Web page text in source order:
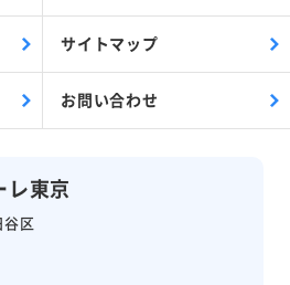
レ東京
区
サイトマップ
お問い合わせ